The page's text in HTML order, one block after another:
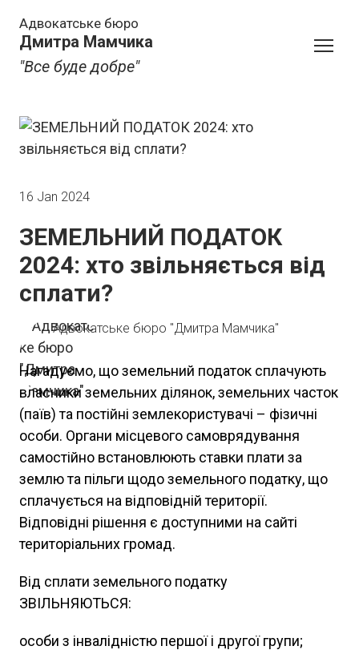
Адвокатське бюро
Дмитра Мамчика
"Все буде добре"
16 Jan 2024
ЗЕМЕЛЬНИЙ ПОДАТОК
2024: хто звільняється від
сплати?
Адвокатське бюро "Дмитра Мамчика"
Нагадуємо, що земельний податок сплачують
власники земельних ділянок, земельних часток
(паїв) та постійні землекористувачі – фізичні
особи. Органи місцевого самоврядування
самостійно встановлюють ставки плати за
землю та пільги щодо земельного податку, що
сплачується на відповідній території.
Відповідні рішення є доступними на сайті
територіальних громад.
Від сплати земельного податку
ЗВІЛЬНЯЮТЬСЯ:
особи з інвалідністю першої і другої групи;